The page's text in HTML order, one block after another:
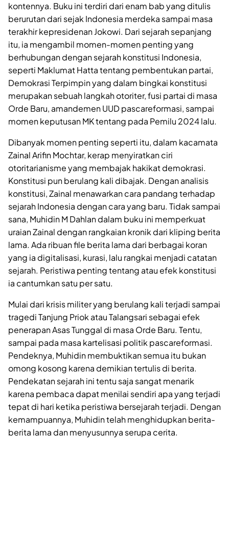
kontennya. Buku ini terdiri dari enam bab yang ditulis
berurutan dari sejak Indonesia merdeka sampai masa
terakhir kepresidenan Jokowi. Dari sejarah sepanjang
itu, ia mengambil momen-momen penting yang
berhubungan dengan sejarah konstitusi Indonesia,
seperti Maklumat Hatta tentang pembentukan partai,
Demokrasi Terpimpin yang dalam bingkai konstitusi
merupakan sebuah langkah otoriter, fusi partai di masa
Orde Baru, amandemen UUD pascareformasi, sampai
momen keputusan MK tentang pada Pemilu 2024 lalu.
Dibanyak momen penting seperti itu, dalam kacamata
Zainal Arifin Mochtar, kerap menyiratkan ciri
otoritarianisme yang membajak hakikat demokrasi.
Konstitusi pun berulang kali dibajak. Dengan analisis
konstitusi, Zainal menawarkan cara pandang terhadap
sejarah Indonesia dengan cara yang baru. Tidak sampai
sana, Muhidin M Dahlan dalam buku ini memperkuat
uraian Zainal dengan rangkaian kronik dari kliping berita
lama. Ada ribuan file berita lama dari berbagai koran
yang ia digitalisasi, kurasi, lalu rangkai menjadi catatan
sejarah. Peristiwa penting tentang atau efek konstitusi
ia cantumkan satu per satu.
Mulai dari krisis militer yang berulang kali terjadi sampai
tragedi Tanjung Priok atau Talangsari sebagai efek
penerapan Asas Tunggal di masa Orde Baru. Tentu,
sampai pada masa kartelisasi politik pascareformasi.
Pendeknya, Muhidin membuktikan semua itu bukan
omong kosong karena demikian tertulis di berita.
Pendekatan sejarah ini tentu saja sangat menarik
karena pembaca dapat menilai sendiri apa yang terjadi
tepat di hari ketika peristiwa bersejarah terjadi. Dengan
kemampuannya, Muhidin telah menghidupkan berita-
berita lama dan menyusunnya serupa cerita.